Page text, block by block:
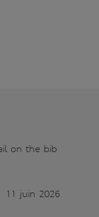
on the bib
11 juin 2026